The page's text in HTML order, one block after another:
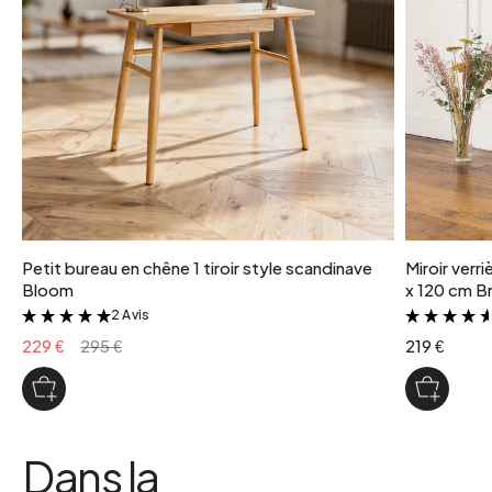
Tablette: 3 kg et 2 kg par crochet
coloris
Naturel
Petit bureau en chêne 1 tiroir style scandinave
Bloom
&
2 Avis
229 € 295 €
Miroir
x 120 cm
219 €
Dans la